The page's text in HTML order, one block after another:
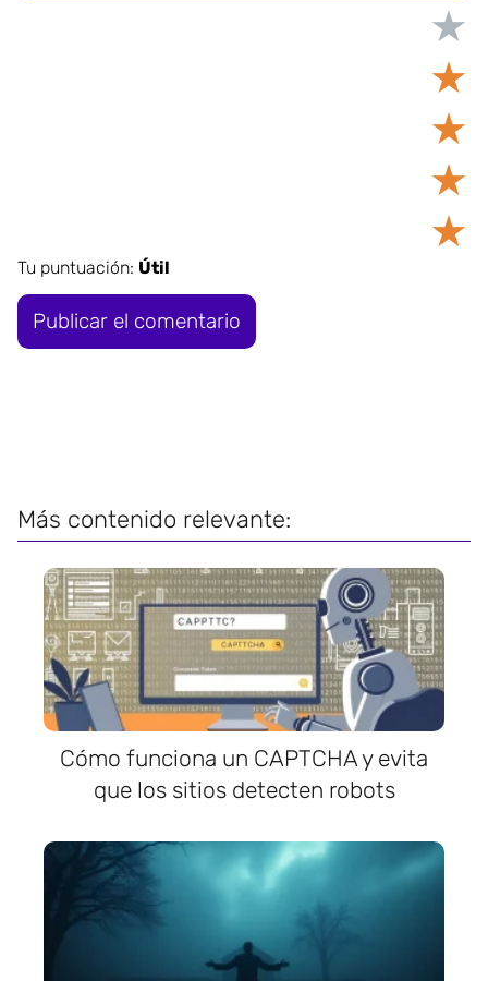
★
★
★
★
★
Tu puntuación: Útil
Más contenido relevante:
Cómo funciona un CAPTCHA y evita
que los sitios detecten robots